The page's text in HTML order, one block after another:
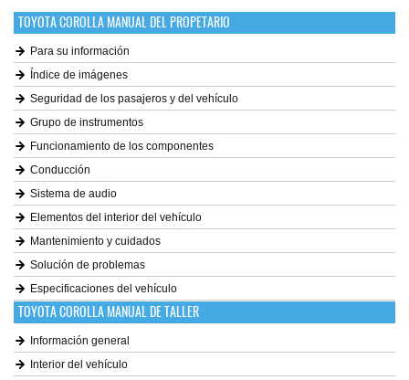
TOYOTA COROLLA MANUAL DEL PROPETARIO
Para su información
Índice de imágenes
Seguridad de los pasajeros y del vehículo
Grupo de instrumentos
Funcionamiento de los componentes
Conducción
Sistema de audio
Elementos del interior del vehículo
Mantenimiento y cuidados
Solución de problemas
Especificaciones del vehículo
TOYOTA COROLLA MANUAL DE TALLER
Información general
Interior del vehículo